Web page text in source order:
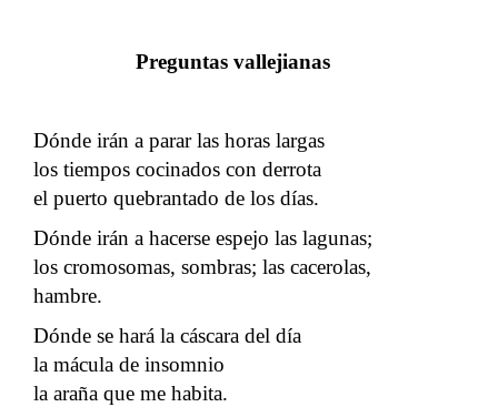
Preguntas vallejianas
Dónde irán a parar las horas largas
los tiempos cocinados con derrota
el puerto quebrantado de los días.
Dónde irán a hacerse espejo las lagunas;
los cromosomas, sombras; las cacerolas,
hambre.
Dónde se hará la cáscara del día
la mácula de insomnio
la araña que me habita.